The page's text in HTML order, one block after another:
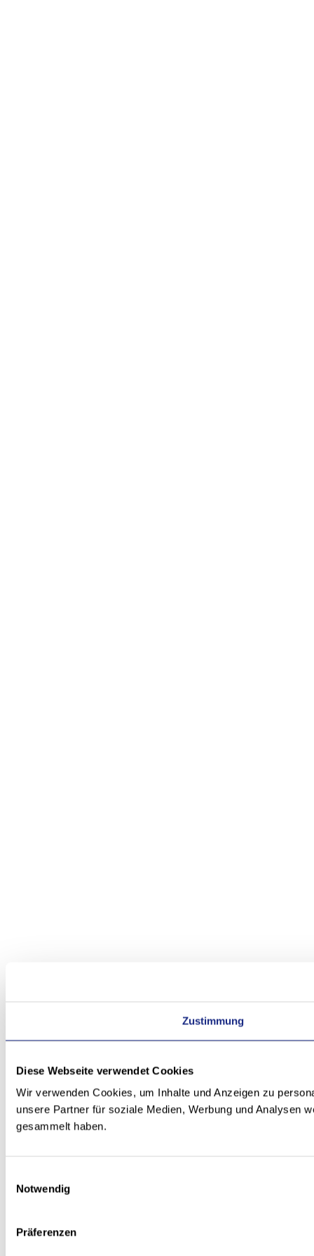
Zustimmung
Diese Webseite verwendet Cookies
Wir verwenden Cookies, um Inhalte und Anzeigen zu
unsere Partner für soziale Medien, Werbung und Analysen
gesammelt haben.
Notwendig
Präferenzen